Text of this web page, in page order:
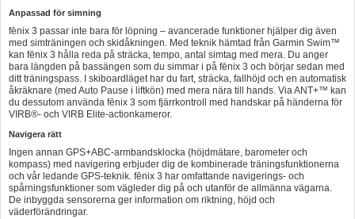
Anpassad för simning
fēnix 3 passar inte bara för löpning – avancerade funktioner hjälper dig även
med simträningen och skidåkningen. Med teknik hämtad från Garmin Swim™
kan fēnix 3 hålla reda på sträcka, tempo, antal simtag med mera. Du anger
bara längden på bassängen som du simmar i på fēnix 3 och börjar sedan med
ditt träningspass. I skiboardläget har du fart, sträcka, fallhöjd och en automatisk
åkräknare (med Auto Pause i liftkön) med mera nära till hands. Via ANT+™ kan
du dessutom använda fēnix 3 som fjärrkontroll med handskar på händerna för
VIRB®- och VIRB Elite-actionkameror.
Navigera rätt
Ingen annan GPS+ABC-armbandsklocka (höjdmätare, barometer och
kompass) med navigering erbjuder dig de kombinerade träningsfunktionerna
och vår ledande GPS-teknik. fēnix 3 har omfattande navigerings- och
spårningsfunktioner som vägleder dig på och utanför de allmänna vägarna.
De inbyggda sensorerna ger information om riktning, höjd och
väderförändringar.